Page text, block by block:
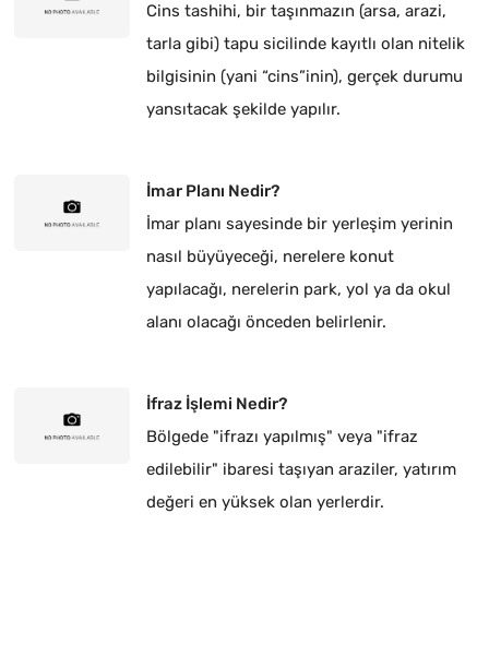
Cins tashihi, bir taşınmazın (arsa, arazi,
tarla gibi) tapu sicilinde kayıtlı olan nitelik
bilgisinin (yani “cins”inin), gerçek durumu
yansıtacak şekilde yapılır.
İmar Planı Nedir?
İmar planı sayesinde bir yerleşim yerinin
nasıl büyüyeceği, nerelere konut
yapılacağı, nerelerin park, yol ya da okul
alanı olacağı önceden belirlenir.
İfraz İşlemi Nedir?
Bölgede "ifrazı yapılmış" veya "ifraz
edilebilir" ibaresi taşıyan araziler, yatırım
değeri en yüksek olan yerlerdir.